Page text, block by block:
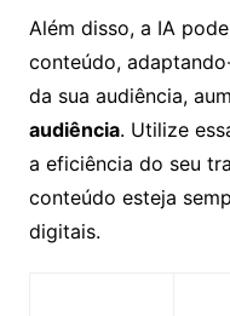
Além disso, a IA
conteúdo,
da sua audiência,
audiência. Utilize
a eficiência do seu
conteúdo esteja
digitais.